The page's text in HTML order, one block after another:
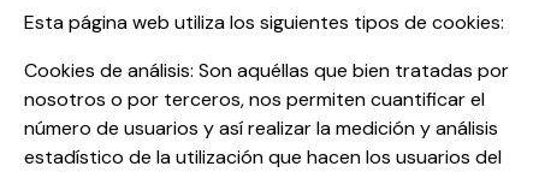
Esta página web utiliza los siguientes tipos de cookies:
Cookies de análisis: Son aquéllas que bien tratadas por
nosotros o por terceros, nos permiten cuantificar el
número de usuarios y así realizar la medición y análisis
estadístico de la utilización que hacen los usuarios del